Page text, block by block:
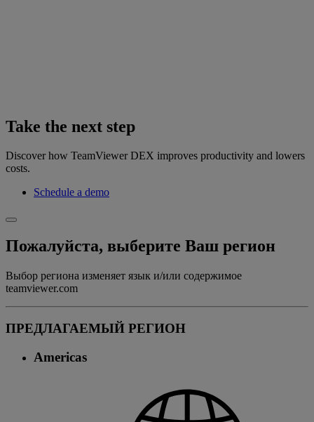
Take the next step
Discover how TeamViewer DEX improves productivity and lowers
costs.
Schedule a demo
Пожалуйста, выберите Ваш регион
Выбор региона изменяет язык и/или содержимое
teamviewer.com
ПРЕДЛАГАЕМЫЙ РЕГИОН
Americas